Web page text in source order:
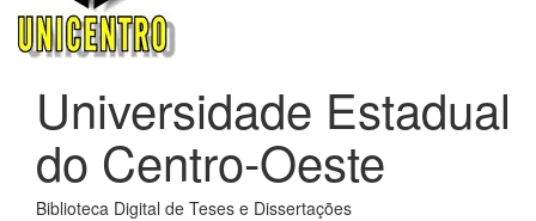
Universidade Estadual
do Centro-Oeste
Biblioteca Digital de Teses e Dissertações